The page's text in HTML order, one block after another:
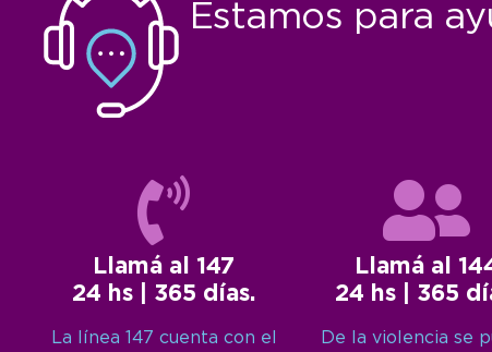
Estamos para
Llamá al 147
24 hs | 365 días.
La línea 147 cuenta con el
Llamá al
24 hs | 365
De la violencia se